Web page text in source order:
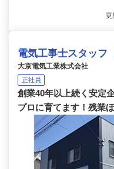
更
電気工事士スタッフ
大京電気工業株式会社
正社員
創業40年以上続く安定
プロに育てます！残業